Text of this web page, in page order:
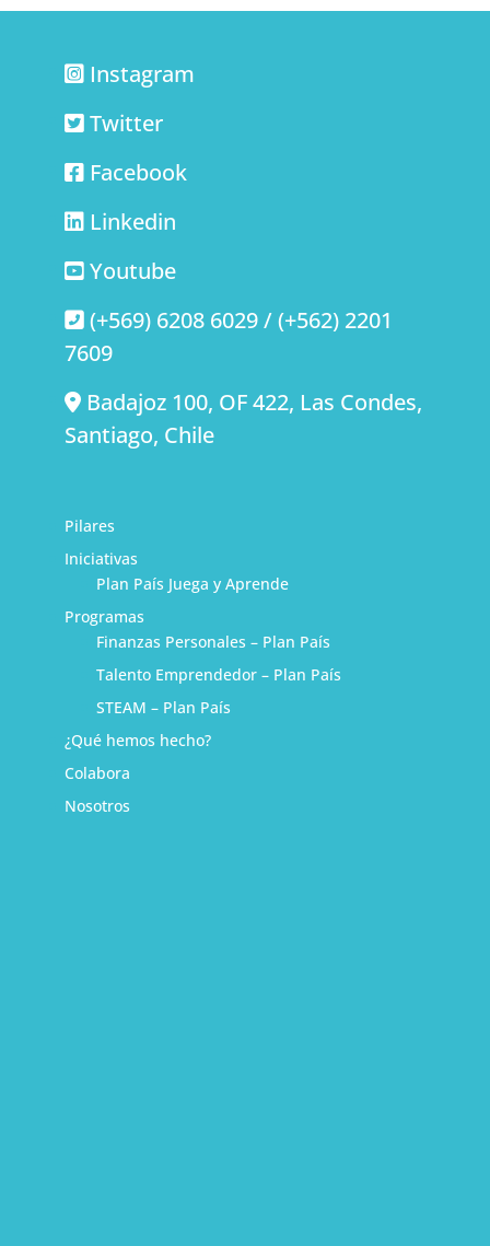
Instagram
Twitter
Facebook
Linkedin
Youtube
(+569) 6208 6029 / (+562) 2201
7609
Badajoz 100, OF 422, Las Condes,
Santiago, Chile
Pilares
Iniciativas
Plan País Juega y Aprende
Programas
Finanzas Personales – Plan País
Talento Emprendedor – Plan País
STEAM – Plan País
¿Qué hemos hecho?
Colabora
Nosotros